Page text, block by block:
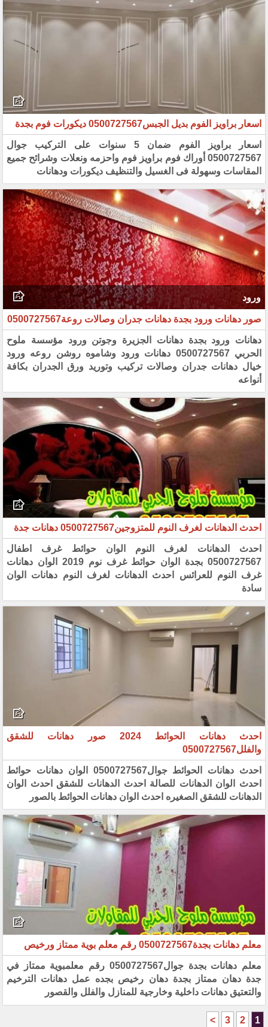
اسعار براويز الفوم بديل الجبس0500727567 ديكورات فوم بجدة
اسعار براويز الفوم ضمان 5 سنوات على التركيب جوال
0500727567 أوراك فوم براويز فوم واحزمه ونعلات وشرائح جميع
المقاسات وسهولة فى الغسيل والتنظيف ديكورات ودهانات
ورود
صور دهانات ورود بجدة دهانات جدران وصالات روعة0500727567
دهانات ورود بجدة دهانات الجزيرة وجوتن ورود مؤسسة ملوح
الحربي 0500727567 دهانات ورود وشاموه روشن روعه ورود
خيال دهانات جدران وصالات تركيب وتوريد ورق الجدران بكافة
أنواعه
احدث الدهانات لغرف النوم للمتزوجين0500727567‏ دهانات جدة
احدث الدهانات لغرف النوم الوان حوائط غرف اطفال
0500727567‏‎ ‎بجدة‏ الوان حوائط غرف نوم 2019 الوان دهانات
‏غرف النوم للعرائس احدث الدهانات لغرف النوم دهانات الوان
سادة ‏
احدث دهانات الحوائط 2024 صور دهانات للشقق
والفلل0500727567
احدث دهانات الحوائط جوال0500727567 الوان دهانات حوائط
احدث الوان الدهانات للصالة احدث الدهانات للشقق احدث الوان
الدهانات للشقق الصغيره احدث الوان دهانات الحوائط بالصور
معلم دهانات بجدة0500727567 رقم معلم بوية ممتاز ورخيص
معلم دهانات بجدة جوال0500727567 رقم معلمبوية ممتاز في
جدة دهان ممتاز بجدة دهان رخيص بجده عمل دهانات ‏الترخيم
والتعتيق دهانات داخلية وخارجية للمنازل والفلل والقصور
1
2
3
>